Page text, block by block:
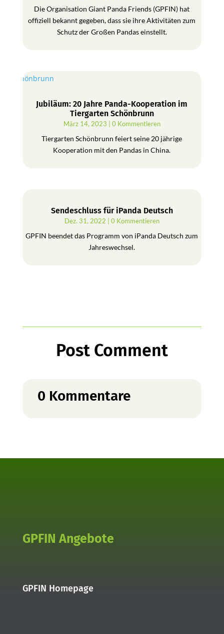
Die Organisation Giant Panda Friends (GPFIN) hat
offiziell bekannt gegeben, dass sie ihre Aktivitäten zum
Schutz der Großen Pandas einstellt.
Jubiläum: 20 Jahre Panda-Kooperation im
Tiergarten Schönbrunn
März 14, 2023 | 0 Kommentieren
Tiergarten Schönbrunn feiert seine 20 jährige
Kooperation mit den Pandas in China.
Sendeschluss für iPanda Deutsch
Dez. 31, 2022 | 0 Kommentieren
GPFIN beendet das Programm von iPanda Deutsch zum
Jahreswechsel.
Post Comment
0 Kommentare
GPFIN Angebote
GPFIN Homepage